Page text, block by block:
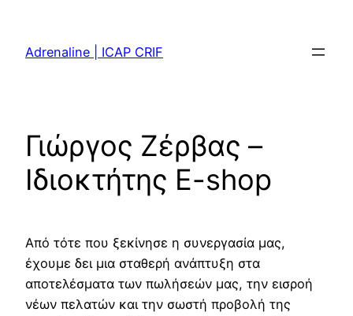
content
Adrenaline | ICAP CRIF
Γιώργος Ζέρβας –
Ιδιοκτήτης E-shop
Από τότε που ξεκίνησε η συνεργασία μας,
έχουμε δει μια σταθερή ανάπτυξη στα
αποτελέσματα των πωλήσεών μας, την εισροή
νέων πελατών και την σωστή προβολή της